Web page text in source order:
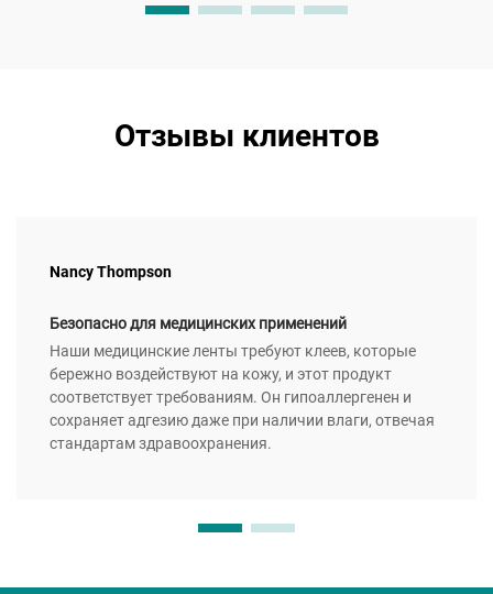
Отзывы клиентов
Nancy Thompson
Безопасно для медицинских применений
Наши медицинские ленты требуют клеев, которые
бережно воздействуют на кожу, и этот продукт
соответствует требованиям. Он гипоаллергенен и
сохраняет адгезию даже при наличии влаги, отвечая
стандартам здравоохранения.